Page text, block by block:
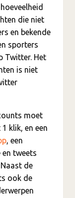
die niet
en bekende
sporters
Twitter. Het
is niet
moet
klik, en een
, een
tweets
de
ook de